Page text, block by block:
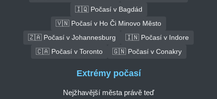
🇮🇶 Počasí v Bagdád
🇻🇳 Počasí v Ho Či Minovo Město
🇿🇦 Počasí v Johannesburg
🇮🇳 Počasí v Indore
🇨🇦 Počasí v Toronto
🇬🇳 Počasí v Conakry
Extrémy počasí
Nejžhavější města právě teď